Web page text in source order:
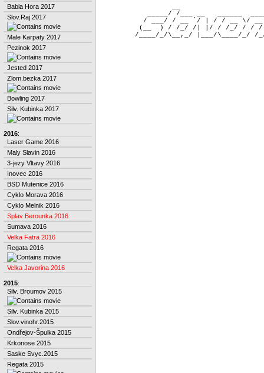
Babia Hora 2017
Slov.Raj 2017
Male Karpaty 2017
Pezinok 2017
Jested 2017
Zlom.bezka 2017
Bowling 2017
Silv. Kubinka 2017
2016:
Laser Game 2016
Maly Slavin 2016
3-jezy Vltavy 2016
Inovec 2016
BSD Mutenice 2016
Cyklo Morava 2016
Cyklo Melnik 2016
Splav Berounka 2016
Sumava 2016
Velka Fatra 2016
Regata 2016
Velka Javorina 2016
2015:
Silv. Broumov 2015
Silv. Kubinka 2015
Slov.vinohr.2015
Ondřejov-Špulka 2015
Krkonose 2015
Saske Svyc.2015
Regata 2015
_____/ /___ __   ______
/ ___/ / __ `/ | / / __ \/
(__  ) / /_/ /| |/ / /_/ / /